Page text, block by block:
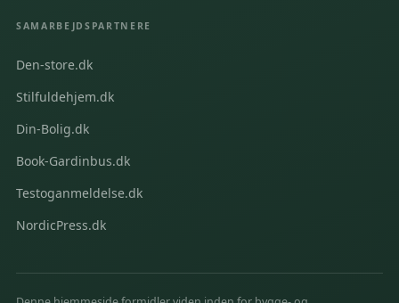
SAMARBEJDSPARTNERE
Den-store.dk
Stilfuldehjem.dk
Din-Bolig.dk
Book-Gardinbus.dk
Testoganmeldelse.dk
NordicPress.dk